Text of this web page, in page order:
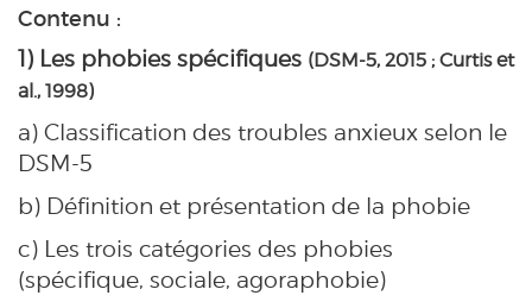
Contenu :
1) Les phobies spécifiques (DSM-5, 2015 ; Curtis et
al., 1998)
a) Classification des troubles anxieux selon le
DSM-5
b) Définition et présentation de la phobie
c) Les trois catégories des phobies
(spécifique, sociale, agoraphobie)